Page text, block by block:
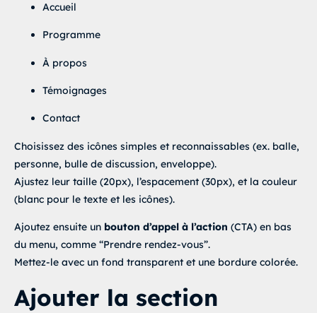
Accueil
Programme
À propos
Témoignages
Contact
Choisissez des icônes simples et reconnaissables (ex. balle,
personne, bulle de discussion, enveloppe).
Ajustez leur taille (20px), l’espacement (30px), et la couleur
(blanc pour le texte et les icônes).
Ajoutez ensuite un bouton d’appel à l’action (CTA) en bas
du menu, comme “Prendre rendez-vous”.
Mettez-le avec un fond transparent et une bordure colorée.
Ajouter la section